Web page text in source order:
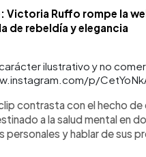
Victoria Ruffo rompe la
de rebeldía y elegancia
ilustrativo y no
p/
contrasta con el hecho
a la salud mental en
personales y hablar de sus